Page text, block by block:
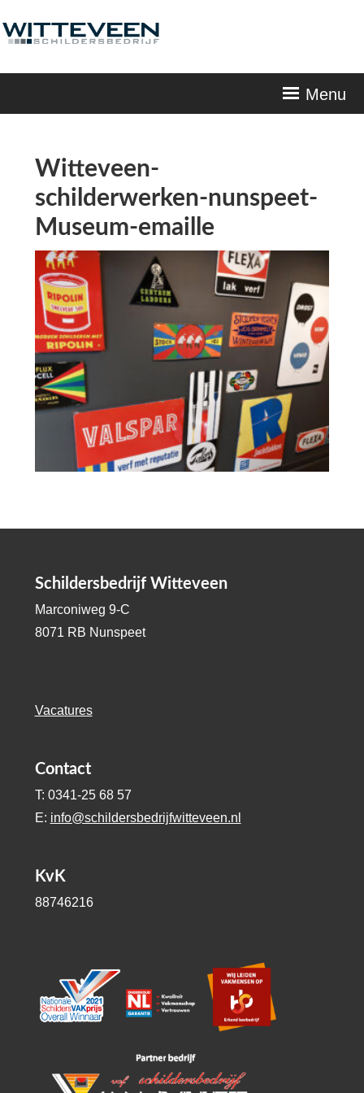
Menu
Witteveen-
schilderwerken-nunspeet-
Museum-emaille
Schildersbedrijf Witteveen
Marconiweg 9-C
8071 RB Nunspeet
Vacatures
Contact
T: 0341-25 68 57
E: info@schildersbedrijfwitteveen.nl
KvK
88746216